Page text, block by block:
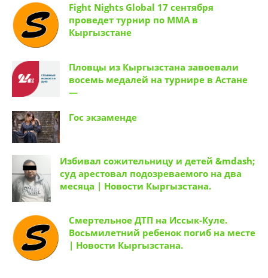
Fight Nights Global 17 сентября
проведет турнир по ММА в
Кыргызстане
Пловцы из Кыргызстана завоевали
восемь медалей на турнире в Астане
—
Гос экзаменде
Избивал сожительницу и детей &mdash;
суд арестовал подозреваемого на два
месяца | Новости Кыргызстана.
Смертельное ДТП на Иссык-Куле.
Восьмилетний ребенок погиб на месте
| Новости Кыргызстана.